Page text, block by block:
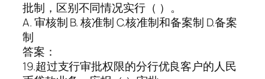
批制，区别不同情况实行（ ）。
A. 审核制 B. 核准制 C.核准制和备案制 D.备案
制
答案：
19.超过支行审批权限的分行优良客户的人民